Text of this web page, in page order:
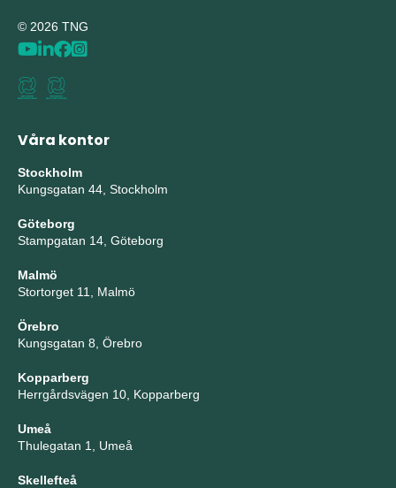
© 2026 TNG
Våra kontor
Stockholm
Kungsgatan 44, Stockholm
Göteborg
Stampgatan 14, Göteborg
Malmö
Stortorget 11, Malmö
Örebro
Kungsgatan 8, Örebro
Kopparberg
Herrgårdsvägen 10, Kopparberg
Umeå
Thulegatan 1, Umeå
Skellefteå